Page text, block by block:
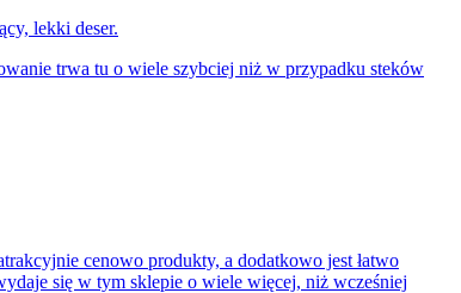
lekki deser.
trwa tu o wiele szybciej niż w przypadku steków
cenowo produkty, a dodatkowo jest łatwo
się w tym sklepie o wiele więcej, niż wcześniej